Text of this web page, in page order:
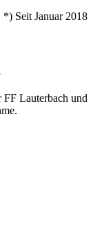
*) Seit Januar 2018
FF Lauterbach und